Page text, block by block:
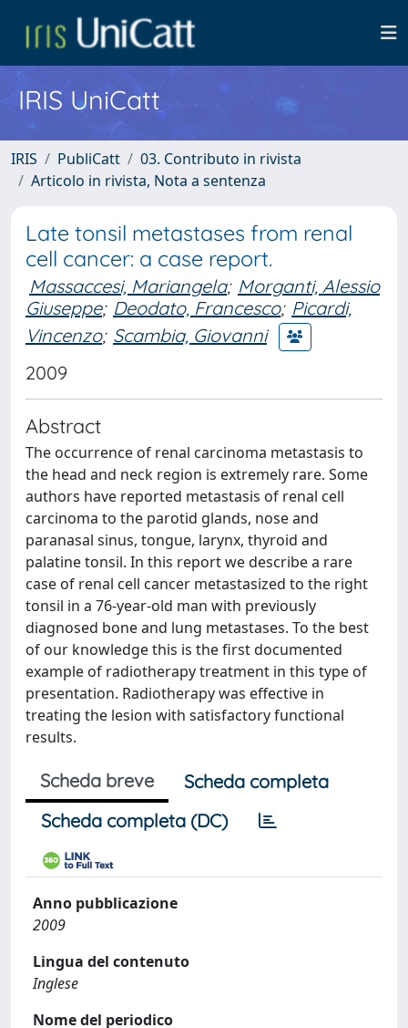
IRIS UniCatt
IRIS PubliCatt
03. Contributo in rivista
Articolo in rivista, Nota a sentenza
Late tonsil metastases from renal
cell cancer: a case report.
Massaccesi, Mariangela; Morganti, Alessio
Giuseppe; Deodato, Francesco; Picardi,
Vincenzo; Scambia, Giovanni
2009
Abstract
The occurrence of renal carcinoma metastasis to
the head and neck region is extremely rare. Some
authors have reported metastasis of renal cell
carcinoma to the parotid glands, nose and
paranasal sinus, tongue, larynx, thyroid and
palatine tonsil. In this report we describe a rare
case of renal cell cancer metastasized to the right
tonsil in a 76-year-old man with previously
diagnosed bone and lung metastases. To the best
of our knowledge this is the first documented
example of radiotherapy treatment in this type of
presentation. Radiotherapy was effective in
treating the lesion with satisfactory functional
results.
Scheda breve
Scheda completa
Scheda completa (DC)
Anno pubblicazione
2009
Lingua del contenuto
Inglese
Nome del periodico